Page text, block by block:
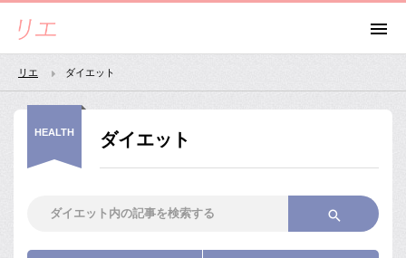
リエ ダイエット
HEALTH ダイエット